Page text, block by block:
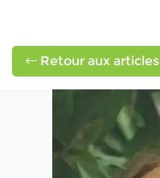
Retour aux articles